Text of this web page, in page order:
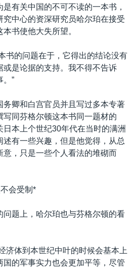
有关中国的不可不读的一本书，
中心的资深研究员哈尔珀在接受
书使他大失所望。
书的问题在于，它得出的结论没有
或是论据的支持。我不得不告诉
。”
务卿和白宫官员并且写过多本专著
写同芬格尔顿这本书同一题材的
本上个世纪30年代在当时的满洲
述有一些兴趣，但是他觉得，从总
意，只是一些个人看法的堆砌而
会受制*
问题上，哈尔珀也与芬格尔顿的看
济体到本世纪中叶的时候会基本上
的军事实力也会更加平等，尽管